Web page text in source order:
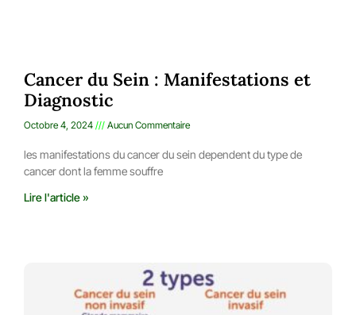
Cancer du Sein : Manifestations et
Diagnostic
Octobre 4, 2024 Aucun Commentaire
les manifestations du cancer du sein dependent du type de
cancer dont la femme souffre
Lire l'article »